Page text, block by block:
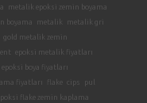
metalik epoksi zemin boyama
boyama metalik
metalik gri
gold metalik zemin
epoksi metalik fiyatları
boya fiyatları
fiyatları flake cips
pul
flake zemin kaplama